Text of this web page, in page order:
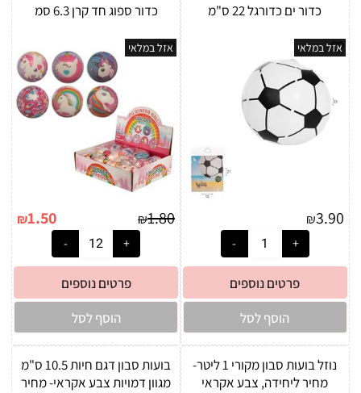
כדור ים כדורגל 22 ס"מ
אזל במלאי
₪3.90
פרטים נוספים
הוסף לסל
כדור ספוג חד קרן 6.3 סמ
אזל במלאי
₪1.80
₪1.50
פרטים נוספים
הוסף לסל
נוזל בועות סבון מקורי 1 ליטר-
מחיר ליחידה, צבע אקראי
בועות סבון דגם חיות 10.5 ס"מ
מגוון דמויות צבע אקראי- מחיר